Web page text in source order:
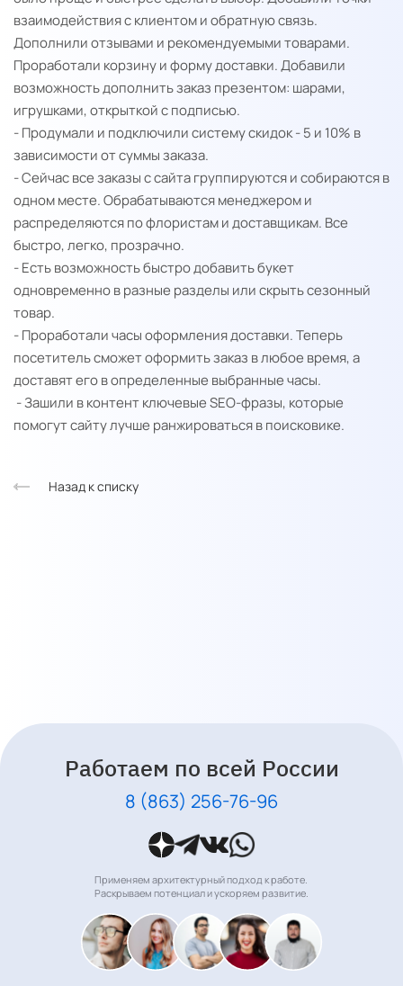
взаимодействия с клиентом и обратную связь.
Дополнили отзывами и рекомендуемыми товарами.
Проработали корзину и форму доставки. Добавили
возможность дополнить заказ презентом: шарами,
игрушками, открыткой с подписью.
- Продумали и подключили систему скидок - 5 и 10% в
зависимости от суммы заказа.
- Сейчас все заказы с сайта группируются и собираются в
одном месте. Обрабатываются менеджером и
распределяются по флористам и доставщикам. Все
быстро, легко, прозрачно.
- Есть возможность быстро добавить букет
одновременно в разные разделы или скрыть сезонный
товар.
- Проработали часы оформления доставки. Теперь
посетитель сможет оформить заказ в любое время, а
доставят его в определенные выбранные часы.
- Зашили в контент ключевые SEO-фразы, которые
помогут сайту лучше ранжироваться в поисковике.
Назад к списку
Работаем по всей России
8 (863) 256-76-96
Применяем архитектурный подход к работе.
Раскрываем потенциал и ускоряем развитие.